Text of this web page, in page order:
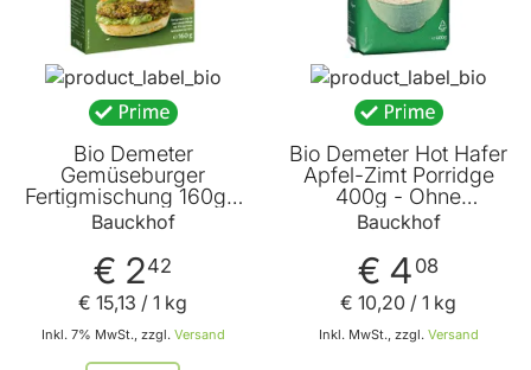
Bio Demeter
Gemüseburger
Fertigmischung 160g -
Vegan - 4 große oder
Bratlinge von Bauckhof
Bauckhof
€ 242
Inkl. 7% MwSt., zzgl. Versand
€ 15,13 / 1 kg
Bio Demeter Hot Hafer
Apfel-Zimt Porridge
400g - Ohne
Zuckerzusatz und
Bauckhof
€ 4 08
Inkl. MwSt., zzgl. Versand
€ 10,20 / 1 kg